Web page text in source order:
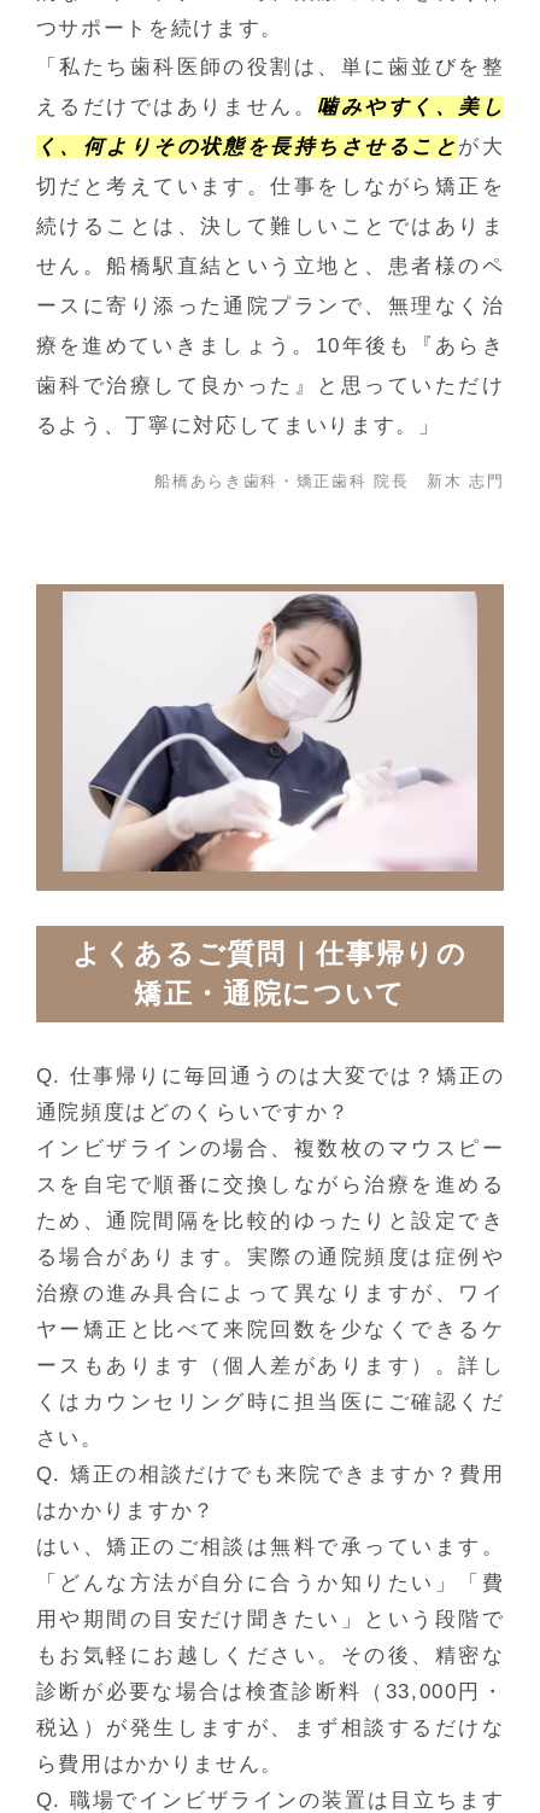
つサポートを続けます。
「私たち歯科医師の役割は、単に歯並びを整
えるだけではありません。 噛みやすく、美し
く、何よりその状態を長持ちさせること が大
切だと考えています。仕事をしながら矯正を
続けることは、決して難しいことではありま
せん。船橋駅直結という立地と、患者様のペ
ースに寄り添った通院プランで、無理なく治
療を進めていきましょう。10年後も『あらき
歯科で治療して良かった』と思っていただけ
るよう、丁寧に対応してまいります。」
船橋あらき歯科・矯正歯科 院長 新木 志門
よくあるご質問｜仕事帰りの
矯正・通院について
Q. 仕事帰りに毎回通うのは大変では？矯正の
通院頻度はどのくらいですか？
インビザラインの場合、複数枚のマウスピー
スを自宅で順番に交換しながら治療を進める
ため、通院間隔を比較的ゆったりと設定でき
る場合があります。実際の通院頻度は症例や
治療の進み具合によって異なりますが、ワイ
ヤー矯正と比べて来院回数を少なくできるケ
ースもあります（個人差があります）。詳し
くはカウンセリング時に担当医にご確認くだ
さい。
Q. 矯正の相談だけでも来院できますか？費用
はかかりますか？
はい、矯正のご相談は無料で承っています。
「どんな方法が自分に合うか知りたい」「費
用や期間の目安だけ聞きたい」という段階で
もお気軽にお越しください。その後、精密な
診断が必要な場合は検査診断料（33,000円・
税込）が発生しますが、まず相談するだけな
ら費用はかかりません。
Q. 職場でインビザラインの装置は目立ちます